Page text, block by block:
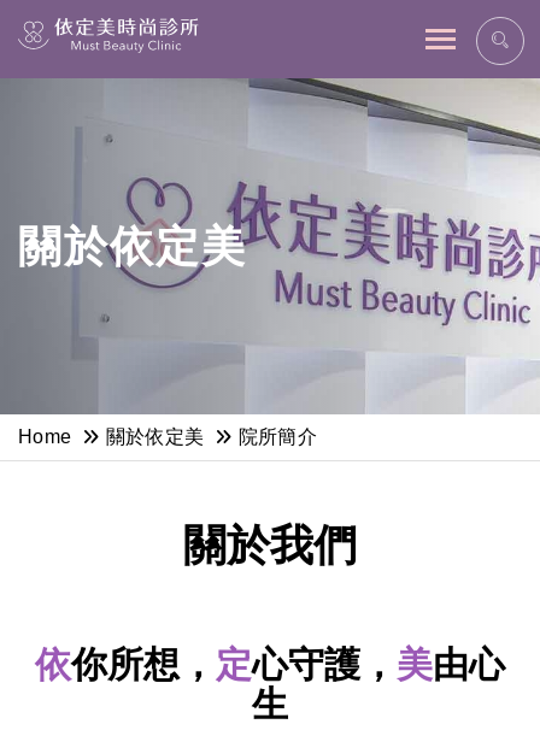
網站主選單
關於依定美
Home 關於依定美 院所簡介
關於我們
依你所想， 定心守護， 美由心
生